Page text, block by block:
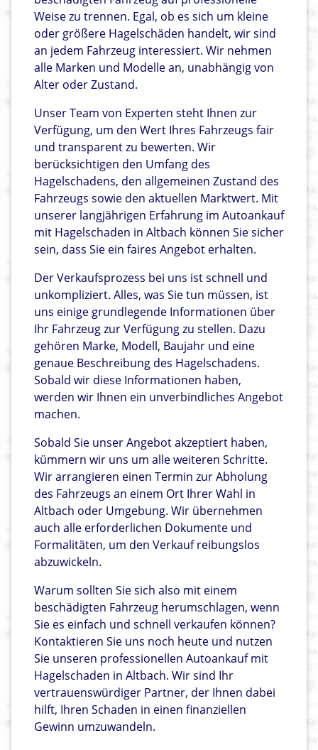
Weise zu trennen. Egal, ob es sich um kleine
oder größere Hagelschäden handelt, wir sind
an jedem Fahrzeug interessiert. Wir nehmen
alle Marken und Modelle an, unabhängig von
Alter oder Zustand.
Unser Team von Experten steht Ihnen zur
Verfügung, um den Wert Ihres Fahrzeugs fair
und transparent zu bewerten. Wir
berücksichtigen den Umfang des
Hagelschadens, den allgemeinen Zustand des
Fahrzeugs sowie den aktuellen Marktwert. Mit
unserer langjährigen Erfahrung im Autoankauf
mit Hagelschaden in Altbach können Sie sicher
sein, dass Sie ein faires Angebot erhalten.
Der Verkaufsprozess bei uns ist schnell und
unkompliziert. Alles, was Sie tun müssen, ist
uns einige grundlegende Informationen über
Ihr Fahrzeug zur Verfügung zu stellen. Dazu
gehören Marke, Modell, Baujahr und eine
genaue Beschreibung des Hagelschadens.
Sobald wir diese Informationen haben,
werden wir Ihnen ein unverbindliches Angebot
machen.
Sobald Sie unser Angebot akzeptiert haben,
kümmern wir uns um alle weiteren Schritte.
Wir arrangieren einen Termin zur Abholung
des Fahrzeugs an einem Ort Ihrer Wahl in
Altbach oder Umgebung. Wir übernehmen
auch alle erforderlichen Dokumente und
Formalitäten, um den Verkauf reibungslos
abzuwickeln.
Warum sollten Sie sich also mit einem
beschädigten Fahrzeug herumschlagen, wenn
Sie es einfach und schnell verkaufen können?
Kontaktieren Sie uns noch heute und nutzen
Sie unseren professionellen Autoankauf mit
Hagelschaden in Altbach. Wir sind Ihr
vertrauenswürdiger Partner, der Ihnen dabei
hilft, Ihren Schaden in einen finanziellen
Gewinn umzuwandeln.